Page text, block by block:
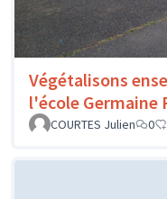
Végétalisons
l'école Germaine
COURTES Julien
0